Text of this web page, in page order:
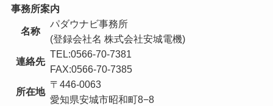
事務所案内
名称
パダウナビ事務所
(登録会社名 株式会社安城電機)
連絡先
TEL:0566-70-7381
FAX:0566-70-7385
所在地
〒446-0063
愛知県安城市昭和町8−8